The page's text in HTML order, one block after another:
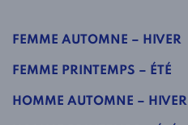
FEMME AUTOMNE – HIVER
FEMME PRINTEMPS – ÉTÉ
HOMME AUTOMNE – HIVER